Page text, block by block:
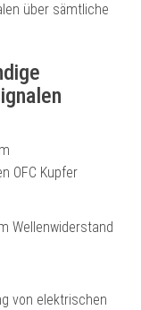
über sämtliche
OFC Kupfer
von elektrischen